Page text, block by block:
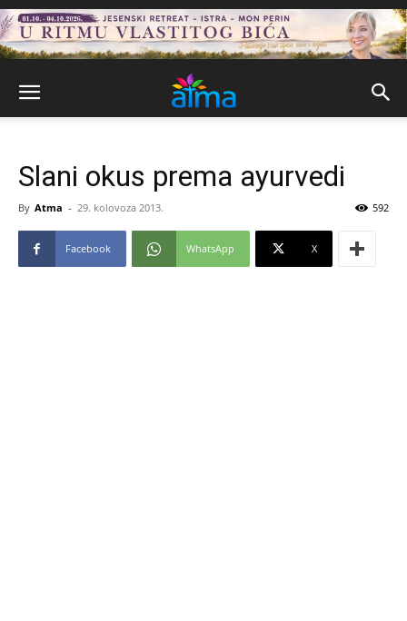
Slani okus prema ayurvedi
By Atma - 29. kolovoza 2013. 592
Facebook WhatsApp X